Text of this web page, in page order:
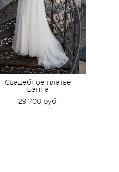
Свадебное платье
Бэнна
29 700 pуб.